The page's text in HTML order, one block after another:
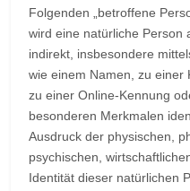
Folgenden „betroffene
wird eine natürliche Person
indirekt, insbesondere
wie einem Namen, zu einer
zu einer Online-Kennung
besonderen Merkmalen
Ausdruck der physischen,
psychischen,
Identität dieser natürlichen